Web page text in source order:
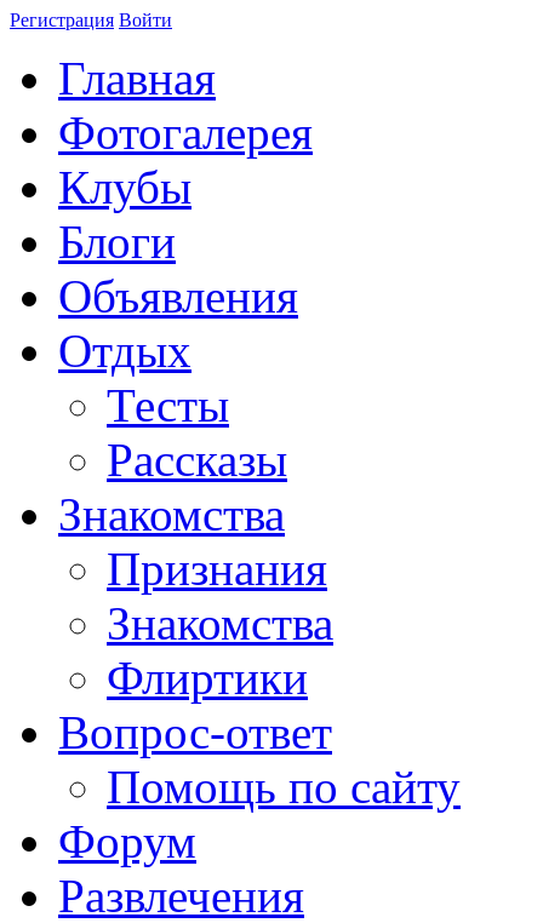
Регистрация Войти
Главная
Фотогалерея
Клубы
Блоги
Объявления
Отдых
Тесты
Рассказы
Знакомства
Признания
Знакомства
Флиртики
Вопрос-ответ
Помощь по сайту
Форум
Развлечения